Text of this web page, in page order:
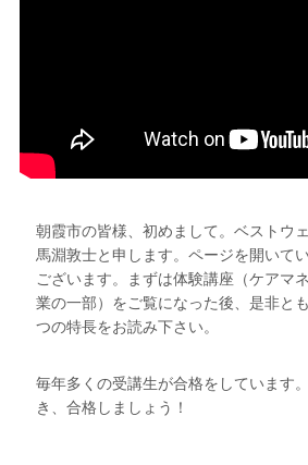
朝霞市の皆様、初めまして。ベストウ
馬淵敦士と申します。ページを開いて
ございます。まずは体験講座（ケアマ
業の一部）をご覧になった後、是非と
つの特長をお読み下さい。
毎年多くの受講生が合格をしています
き、合格しましょう！